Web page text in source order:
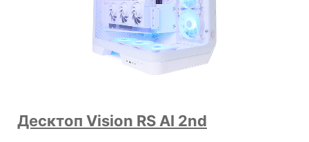
Десктоп Vision RS AI 2nd